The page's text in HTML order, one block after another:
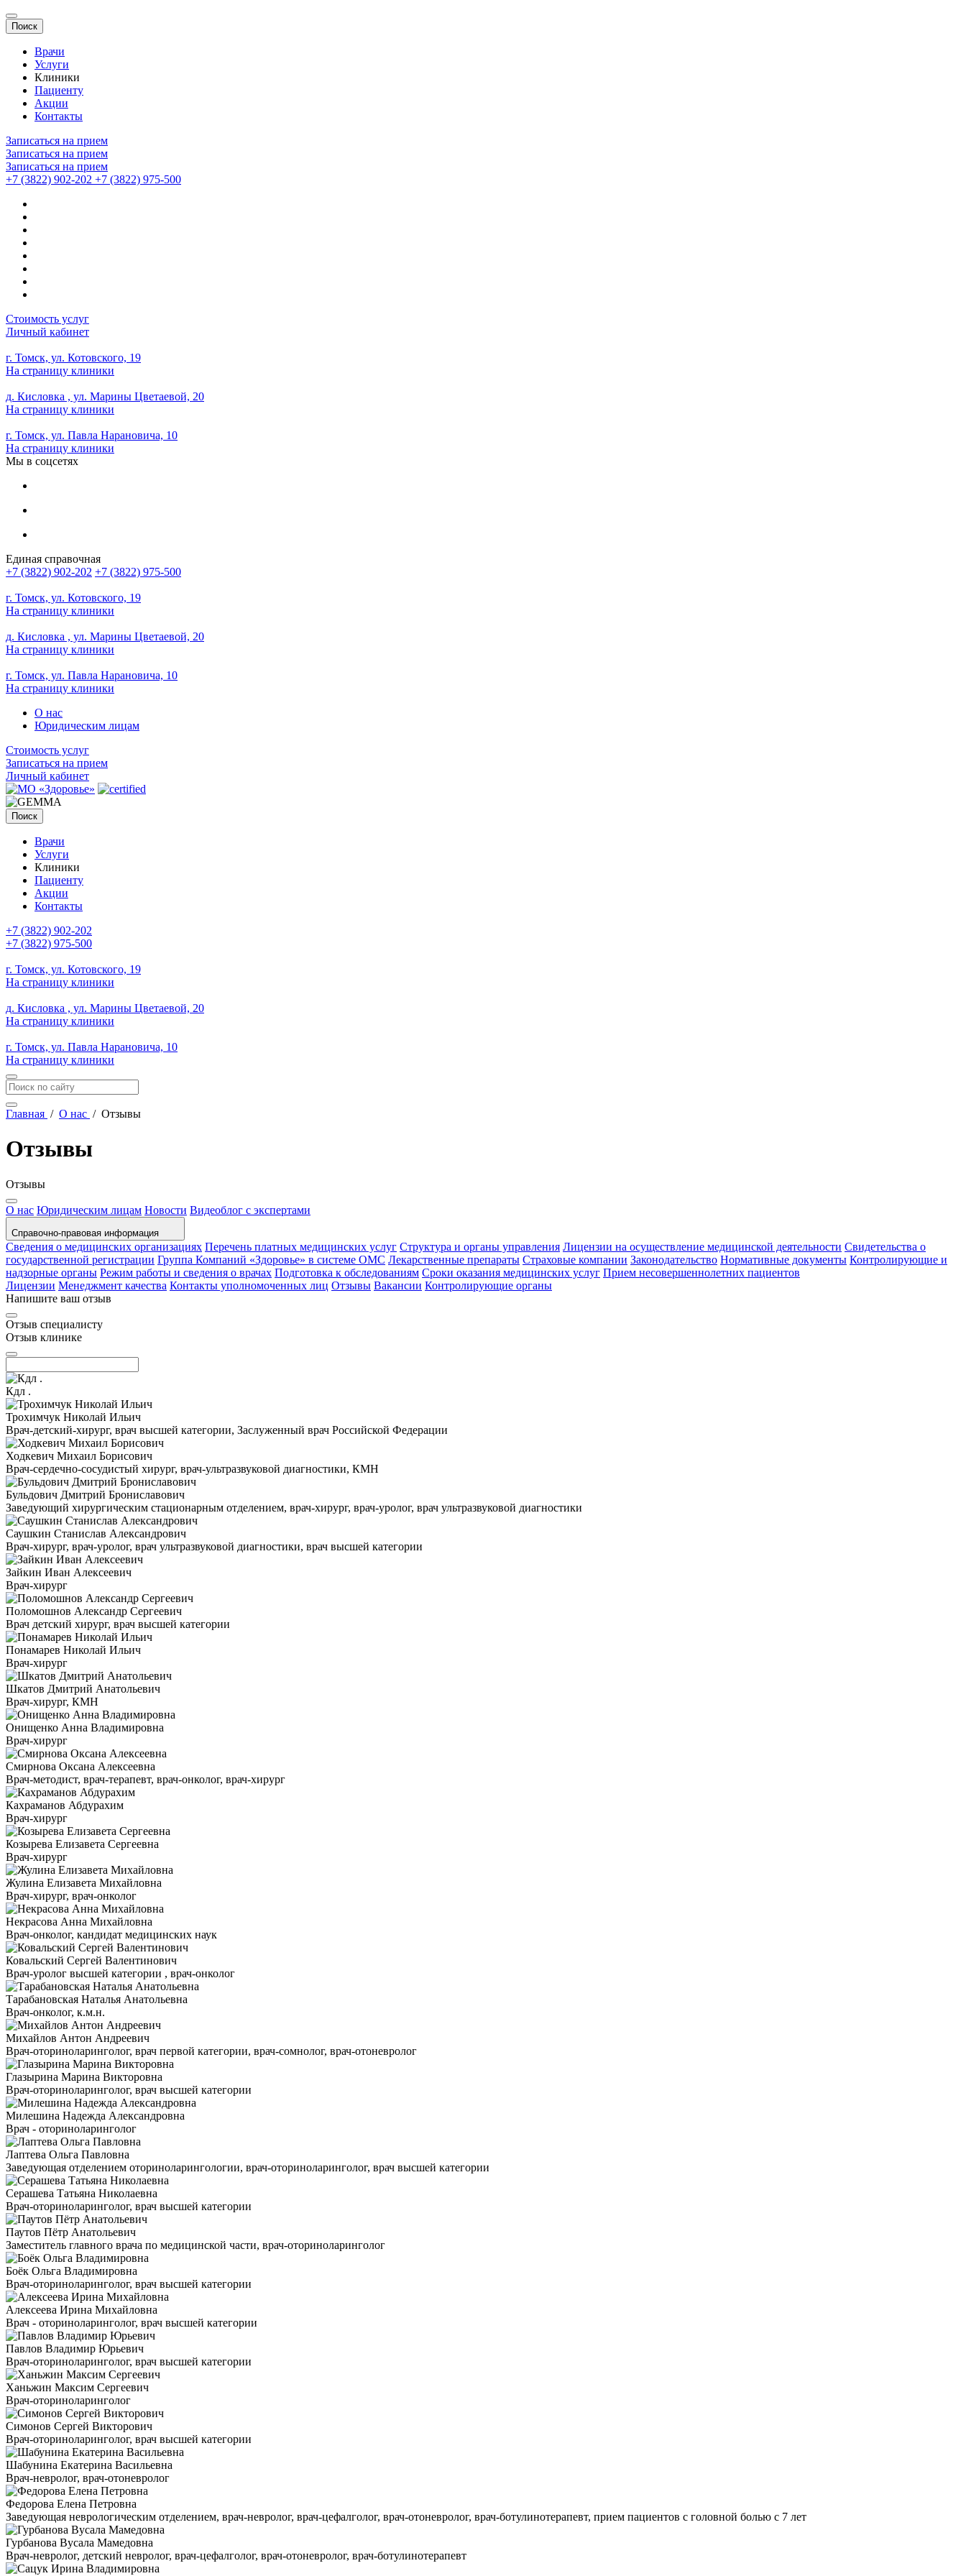
Поиск
Врачи
Услуги
Клиники
Пациенту
Акции
Контакты
Записаться на прием
Записаться на прием
Записаться на прием
+7 (3822) 902-202 +7 (3822) 975-500
Стоимость услуг
Личный кабинет
г. Томск, ул. Котовского, 19
На страницу клиники
д. Кисловка , ул. Марины Цветаевой, 20
На страницу клиники
г. Томск, ул. Павла Нарановича, 10
На страницу клиники
Мы в соцсетях
Единая справочная
+7 (3822) 902-202 +7 (3822) 975-500
г. Томск, ул. Котовского, 19
На страницу клиники
д. Кисловка , ул. Марины Цветаевой, 20
На страницу клиники
г. Томск, ул. Павла Нарановича, 10
На страницу клиники
О нас
Юридическим лицам
Стоимость услуг
Записаться на прием
Личный кабинет
Поиск
Врачи
Услуги
Клиники
Пациенту
Акции
Контакты
+7 (3822) 902-202
+7 (3822) 975-500
г. Томск, ул. Котовского, 19
На страницу клиники
д. Кисловка , ул. Марины Цветаевой, 20
На страницу клиники
г. Томск, ул. Павла Нарановича, 10
На страницу клиники
Главная / О нас / Отзывы
Отзывы
Отзывы
О нас Юридическим лицам Новости Видеоблог с экспертами
Справочно-правовая информация
Сведения о медицинских организациях Перечень платных медицинских услуг Структура и органы управления Лицензии на осуществление медицинской деятельности Свидетельства о
государственной регистрации Группа Компаний «Здоровье» в системе ОМС Лекарственные препараты Страховые компании Законодательство Нормативные документы Контролирующие и
надзорные органы Режим работы и сведения о врачах Подготовка к обследованиям Сроки оказания медицинских услуг Прием несовершеннолетних пациентов
Лицензии Менеджмент качества Контакты уполномоченных лиц Отзывы Вакансии Контролирующие органы
Напишите ваш отзыв
Отзыв специалисту
Отзыв клинике
Кдл .
Трохимчук Николай Ильич
Врач-детский-хирург, врач высшей категории, Заслуженный врач Российской Федерации
Ходкевич Михаил Борисович
Врач-сердечно-сосудистый хирург, врач-ультразвуковой диагностики, КМН
Бульдович Дмитрий Брониславович
Заведующий хирургическим стационарным отделением, врач-хирург, врач-уролог, врач ультразвуковой диагностики
Саушкин Станислав Александрович
Врач-хирург, врач-уролог, врач ультразвуковой диагностики, врач высшей категории
Зайкин Иван Алексеевич
Врач-хирург
Поломошнов Александр Сергеевич
Врач детский хирург, врач высшей категории
Понамарев Николай Ильич
Врач-хирург
Шкатов Дмитрий Анатольевич
Врач-хирург, КМН
Онищенко Анна Владимировна
Врач-хирург
Смирнова Оксана Алексеевна
Врач-методист, врач-терапевт, врач-онколог, врач-хирург
Кахраманов Абдурахим
Врач-хирург
Козырева Елизавета Сергеевна
Врач-хирург
Жулина Елизавета Михайловна
Врач-хирург, врач-онколог
Некрасова Анна Михайловна
Врач-онколог, кандидат медицинских наук
Ковальский Сергей Валентинович
Врач-уролог высшей категории , врач-онколог
Тарабановская Наталья Анатольевна
Врач-онколог, к.м.н.
Михайлов Антон Андреевич
Врач-оториноларинголог, врач первой категории, врач-сомнолог, врач-отоневролог
Глазырина Марина Викторовна
Врач-оториноларинголог, врач высшей категории
Милешина Надежда Александровна
Врач - оториноларинголог
Лаптева Ольга Павловна
Заведующая отделением оториноларингологии, врач-оториноларинголог, врач высшей категории
Серашева Татьяна Николаевна
Врач-оториноларинголог, врач высшей категории
Паутов Пётр Анатольевич
Заместитель главного врача по медицинской части, врач-оториноларинголог
Боёк Ольга Владимировна
Врач-оториноларинголог, врач высшей категории
Алексеева Ирина Михайловна
Врач - оториноларинголог, врач высшей категории
Павлов Владимир Юрьевич
Врач-оториноларинголог, врач высшей категории
Ханьжин Максим Сергеевич
Врач-оториноларинголог
Симонов Сергей Викторович
Врач-оториноларинголог, врач высшей категории
Шабунина Екатерина Васильевна
Врач-невролог, врач-отоневролог
Федорова Елена Петровна
Заведующая неврологическим отделением, врач-невролог, врач-цефалголог, врач-отоневролог, врач-ботулинотерапевт, прием пациентов с головной болью с 7 лет
Гурбанова Вусала Мамедовна
Врач-невролог, детский невролог, врач-цефалголог, врач-отоневролог, врач-ботулинотерапевт